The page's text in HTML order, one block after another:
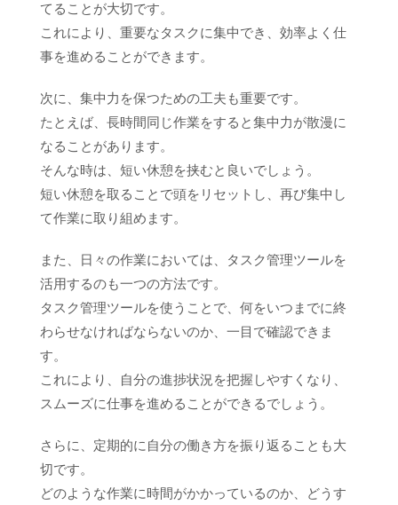
てることが大切です。
これにより、重要なタスクに集中でき、効率よく仕
事を進めることができます。
次に、集中力を保つための工夫も重要です。
たとえば、長時間同じ作業をすると集中力が散漫に
なることがあります。
そんな時は、短い休憩を挟むと良いでしょう。
短い休憩を取ることで頭をリセットし、再び集中し
て作業に取り組めます。
また、日々の作業においては、タスク管理ツールを
活用するのも一つの方法です。
タスク管理ツールを使うことで、何をいつまでに終
わらせなければならないのか、一目で確認できま
す。
これにより、自分の進捗状況を把握しやすくなり、
スムーズに仕事を進めることができるでしょう。
さらに、定期的に自分の働き方を振り返ることも大
切です。
どのような作業に時間がかかっているのか、どうす